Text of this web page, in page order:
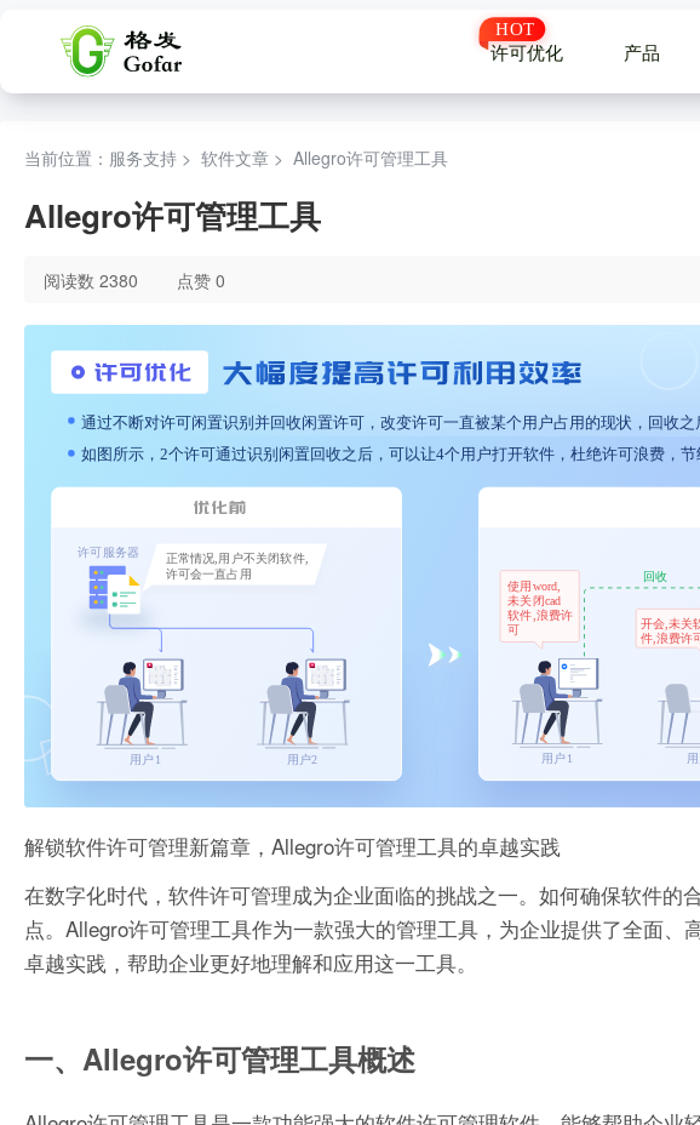
许可优化 产品
当前位置：服务支持 > 软件文章 > Allegro许可管理工具
Allegro许可管理工具
阅读数 2380 点赞 0
解锁软件许可管理新篇章，Allegro许可管理工具的卓越实践
在数字化时代，软件许可管理成为企业面临的挑战之一。如何确保软件
点。Allegro许可管理工具作为一款强大的管理工具，为企业提供了全面
卓越实践，帮助企业更好地理解和应用这一工具。
一、Allegro许可管理工具概述